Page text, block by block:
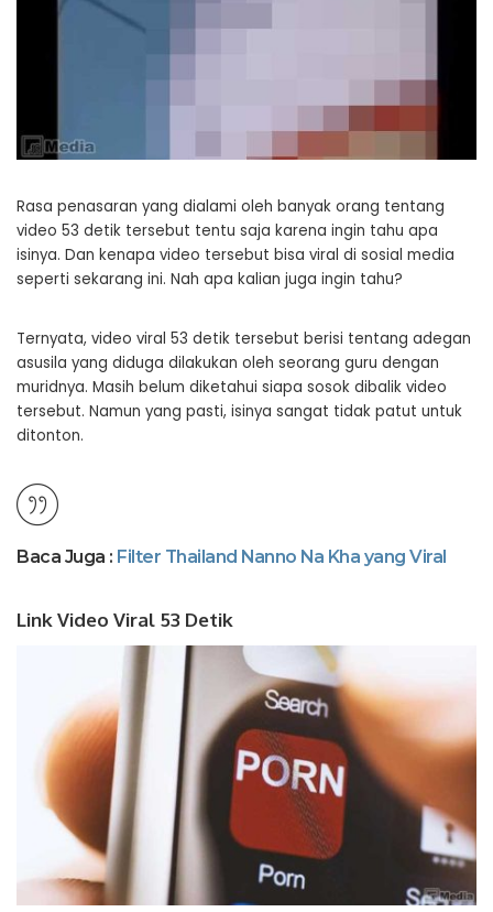
Rasa penasaran yang dialami oleh banyak orang tentang
video 53 detik tersebut tentu saja karena ingin tahu apa
isinya. Dan kenapa video tersebut bisa viral di sosial media
seperti sekarang ini. Nah apa kalian juga ingin tahu?
Ternyata, video viral 53 detik tersebut berisi tentang adegan
asusila yang diduga dilakukan oleh seorang guru dengan
muridnya. Masih belum diketahui siapa sosok dibalik video
tersebut. Namun yang pasti, isinya sangat tidak patut untuk
ditonton.
Baca Juga : Filter Thailand Nanno Na Kha yang Viral
Link Video Viral 53 Detik